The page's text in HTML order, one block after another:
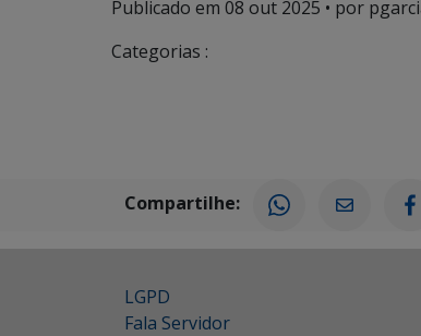
Publicado em 08 out 2025 • por
Categorias :
Compartilhe:
LGPD
Fala Servidor